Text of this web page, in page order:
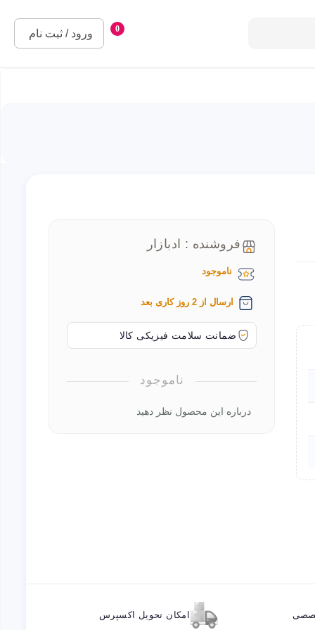
0
ورود / ثبت نام
فروشنده : ادبازار
ناموجود
ارسال از 2 روز کاری بعد
ضمانت سلامت فیزیکی کالا
ناموجود
درباره این محصول نظر دهید
امکان تحویل اکسپرس